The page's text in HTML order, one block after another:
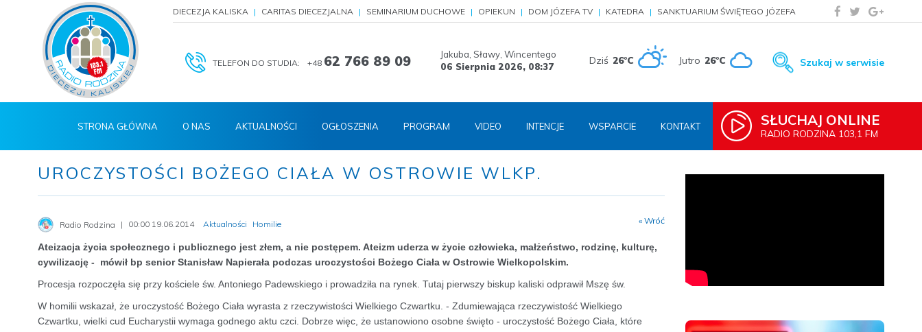
DIECEZJA KALISKA CARITAS DIECEZJALNA SEMINARIUM DUCHOWE OPIEKUN DOM JÓZEFA TV KATEDRA SANKTUARIUM ŚWIĘTEGO JÓZEFA
TELEFON DO STUDIA: +48 62 766 89 09
Jakuba, Sławy, Wincentego
06 Sierpnia 2026, 08:37 Dziś 26°C Jutro 26°C Szukaj w serwisie
SŁUCHAJ ONLINE
RADIO RODZINA 103,1 FM
STRONA GŁÓWNA O NAS AKTUALNOŚCI OGŁOSZENIA PROGRAM VIDEO INTENCJE WSPARCIE KONTAKT
UROCZYSTOŚCI BOŻEGO CIAŁA W OSTROWIE WLKP.
Radio Rodzina 00:00 19.06.2014 Aktualności Homilie « Wróć
Ateizacja życia społecznego i publicznego jest złem, a nie postępem. Ateizm uderza w życie człowieka, małżeństwo, rodzinę, kulturę,
cywilizację - mówił bp senior Stanisław Napierała podczas uroczystości Bożego Ciała w Ostrowie Wielkopolskim.
Procesja rozpoczęła się przy kościele św. Antoniego Padewskiego i prowadziła na rynek. Tutaj pierwszy biskup kaliski odprawił Mszę św.
W homilii wskazał, że uroczystość Bożego Ciała wyrasta z rzeczywistości Wielkiego Czwartku. - Zdumiewająca rzeczywistość Wielkiego
Czwartku, wielki cud Eucharystii wymaga godnego aktu czci. Dobrze więc, że ustanowiono osobne święto - uroczystość Bożego Ciała, które